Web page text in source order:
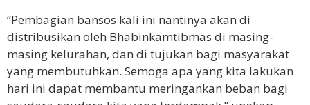
“Pembagian bansos kali ini nantinya akan di
distribusikan oleh Bhabinkamtibmas di masing-
masing kelurahan, dan di tujukan bagi masyarakat
yang membutuhkan. Semoga apa yang kita lakukan
hari ini dapat membantu meringankan beban bagi